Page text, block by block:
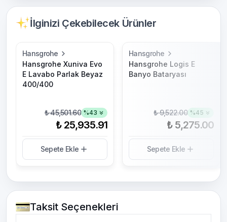
İlginizi Çekebilecek Ürünler
Hansgrohe
Hansgrohe Xuniva Evo
E Lavabo Parlak Beyaz
400/400
₺ 45,501.60 %43
₺ 25,935.91
Sepete Ekle
Hansgrohe
Hansgrohe Logis E
Banyo Bataryası
₺ 9,522.00 %45
₺ 5,275.00
Sepete Ekle
Taksit Seçenekleri